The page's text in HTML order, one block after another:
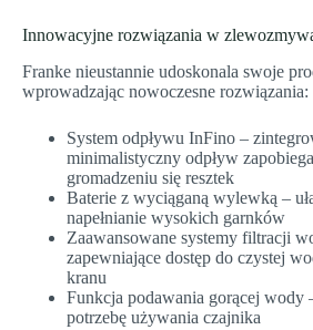
Innowacyjne rozwiązania w
Franke nieustannie udoskonala swoje
wprowadzając nowoczesne rozwiązania:
System odpływu InFino –
minimalistyczny odpływ
gromadzeniu się resztek
Baterie z wyciąganą wylewką –
napełnianie wysokich garnków
Zaawansowane systemy filtracji
zapewniające dostęp do czystej
kranu
Funkcja podawania gorącej wody
potrzebę używania czajnika